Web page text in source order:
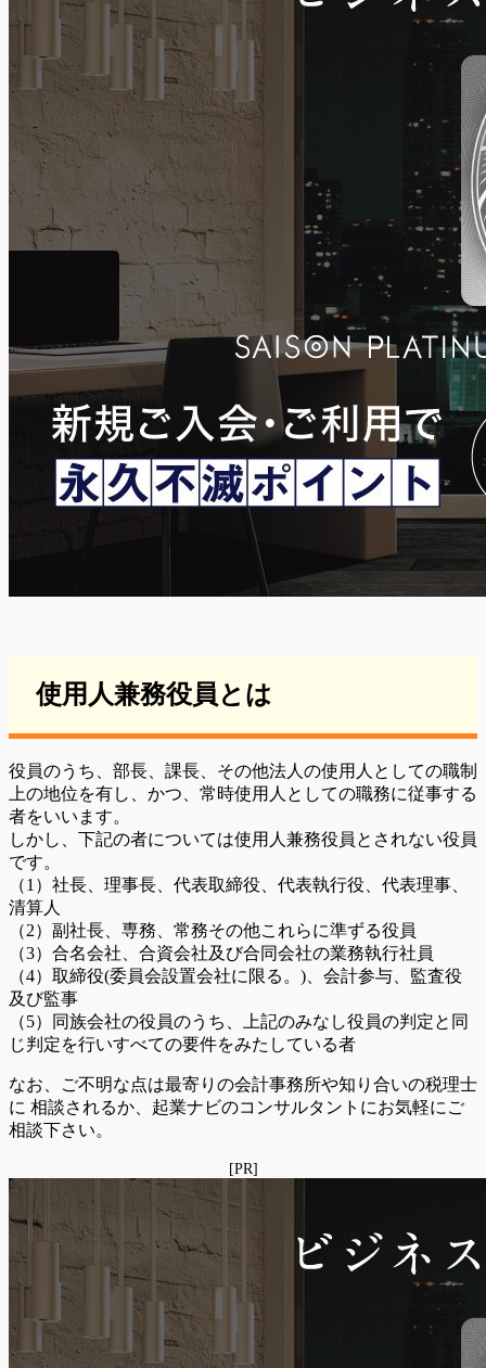
使用人兼務役員とは
役員のうち、部長、課長、その他法人の使用人としての職制
上の地位を有し、かつ、常時使用人としての職務に従事する
者をいいます。
しかし、下記の者については使用人兼務役員とされない役員
です。
（1）社長、理事長、代表取締役、代表執行役、代表理事、
清算人
（2）副社長、専務、常務その他これらに準ずる役員
（3）合名会社、合資会社及び合同会社の業務執行社員
（4）取締役(委員会設置会社に限る。)、会計参与、監査役
及び監事
（5）同族会社の役員のうち、上記のみなし役員の判定と同
じ判定を行いすべての要件をみたしている者
なお、ご不明な点は最寄りの会計事務所や知り合いの税理士
に 相談されるか、起業ナビのコンサルタントにお気軽にご
相談下さい。
[PR]